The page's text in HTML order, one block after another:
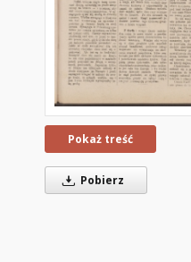
Pokaż treść
Pobierz